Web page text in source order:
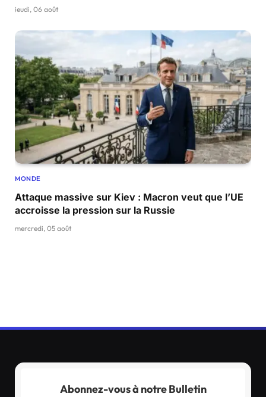
jeudi, 06 août
MONDE
Attaque massive sur Kiev : Macron veut que l’UE
accroisse la pression sur la Russie
mercredi, 05 août
Abonnez-vous à notre Bulletin